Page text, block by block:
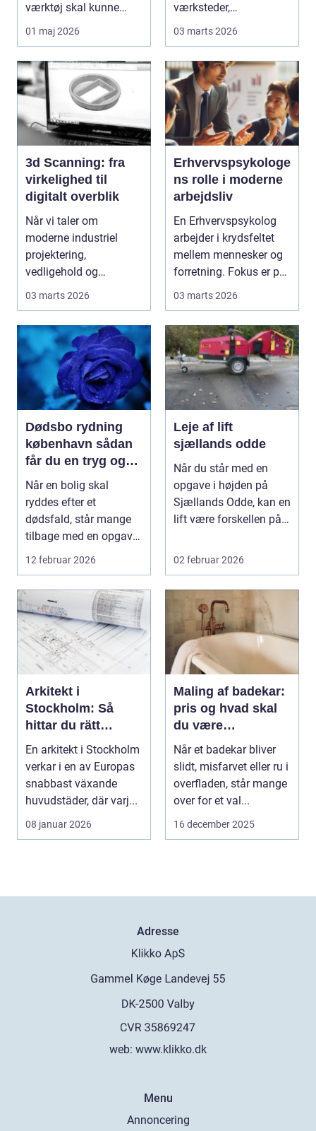
værktøj skal kunne
aflæses tyde...
01 maj 2026
værksteder,
lagerkontorer og andre
03 marts 2026
3d Scanning: fra
virkelighed til
digitalt overblik
Når vi taler om
moderne industriel
projektering,
vedligehold og
ombygning, spiller 3D
03 marts 2026
Erhvervspsykologe
ns rolle i moderne
arbejdsliv
En Erhvervspsykolog
arbejder i krydsfeltet
mellem mennesker og
forretning. Fokus er på,
hvordan føle...
03 marts 2026
Dødsbo rydning
københavn sådan
får du en tryg og
effektiv proces
Når en bolig skal
ryddes efter et
dødsfald, står mange
tilbage med en opgave,
der både er praktisk k...
12 februar 2026
Leje af lift
sjællands odde
Når du står med en
opgave i højden på
Sjællands Odde, kan en
lift være forskellen på
02 februar 2026
Arkitekt i
Stockholm: Så
hittar du rätt
arkitekt för
hållbara och
tidlösa projekt
En arkitekt i Stockholm
verkar i en av Europas
snabbast växande
huvudstäder, där varj...
08 januar 2026
Maling af badekar:
pris og hvad skal
du være
opmærksom på?
Når et badekar bliver
slidt, misfarvet eller ru i
overfladen, står mange
over for et val...
16 december 2025
Adresse
web: www.klikko.dk
Menu
Annoncering